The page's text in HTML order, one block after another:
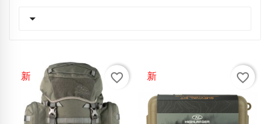

新 favorite_border 新 favorite_border